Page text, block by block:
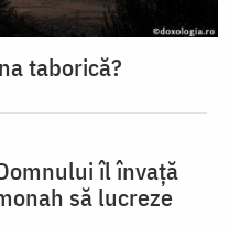
taborică?
îl învață
să lucreze